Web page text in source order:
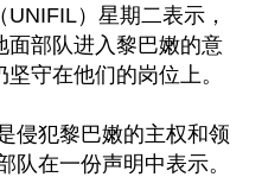
）星期二表示，
面部队进入黎巴嫩的意
守在他们的岗位上。
侵犯黎巴嫩的主权和领
队在一份声明中表示。